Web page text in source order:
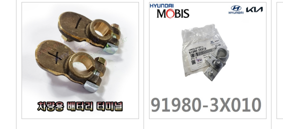
톳숀바고무
활대고무